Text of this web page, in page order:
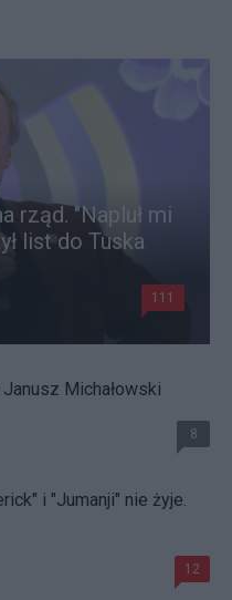
rząd. "Napluł mi
list do Tuska
111
Michałowski
8
i "Jumanji" nie żyje.
12